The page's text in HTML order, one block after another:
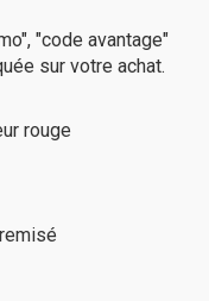
"code avantage"
sur votre achat.
rouge